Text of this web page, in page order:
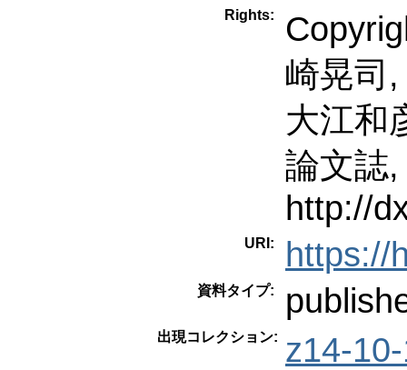
Rights:
崎晃司
大江和
論文誌
http://
URI: https://
資料タイプ:
出現コレクション: z14-